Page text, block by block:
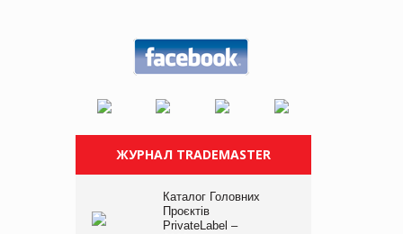
ЖУРНАЛ TRADEMASTER
Каталог Головних
Проєктів
PrivateLabel –